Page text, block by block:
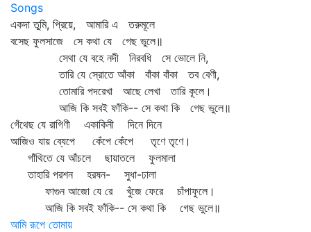
Songs
একদা তুমি, প্রিয়ে, আমারি এ তরুমূলে
বসেছ ফুলসাজে সে কথা যে গেছ ভুলে॥
সেথা যে বহে নদী নিরবধি সে ভোলে নি,
তারি যে স্রোতে আঁকা বাঁকা বাঁকা তব বেণী,
তোমারি পদরেখা আছে লেখা তারি কূলে।
আজি কি সবই ফাঁকি-- সে কথা কি গেছ ভুলে॥
গেঁথেছ যে রাগিণী একাকিনী দিনে দিনে
আজিও যায় ব্যেপে কেঁপে কেঁপে তৃণে তৃণে।
গাঁথিতে যে আঁচলে ছায়াতলে ফুলমালা
তাহারি পরশন হরষন- সুধা-ঢালা
ফাগুন আজো যে রে খুঁজে ফেরে চাঁপাফুলে।
আজি কি সবই ফাঁকি-- সে কথা কি গেছ ভুলে॥
আমি রূপে তোমায়